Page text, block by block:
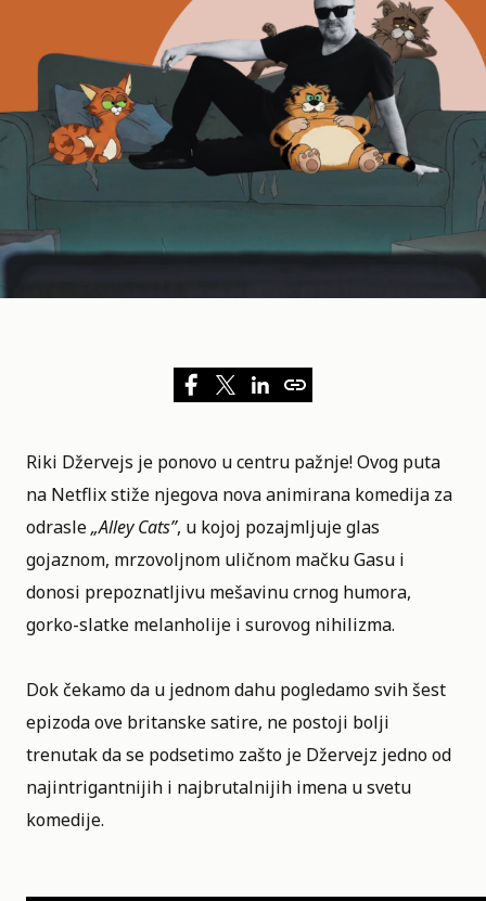
Riki Džervejs je ponovo u centru pažnje! Ovog puta
na Netflixstiže njegova nova animirana komedija za
odrasle„Alley Cats”, u kojoj pozajmljuje glas
gojaznom, mrzovoljnom uličnom mačku Gasu i
donosi prepoznatljivu mešavinu crnog humora,
gorko-slatke melanholije i surovog nihilizma.
Dok čekamo da u jednom dahu pogledamo svih šest
epizoda ove britanske satire, ne postoji bolji
trenutak da se podsetimo zašto je Džervejz jedno od
najintrigantnijih i najbrutalnijih imena u svetu
komedije.